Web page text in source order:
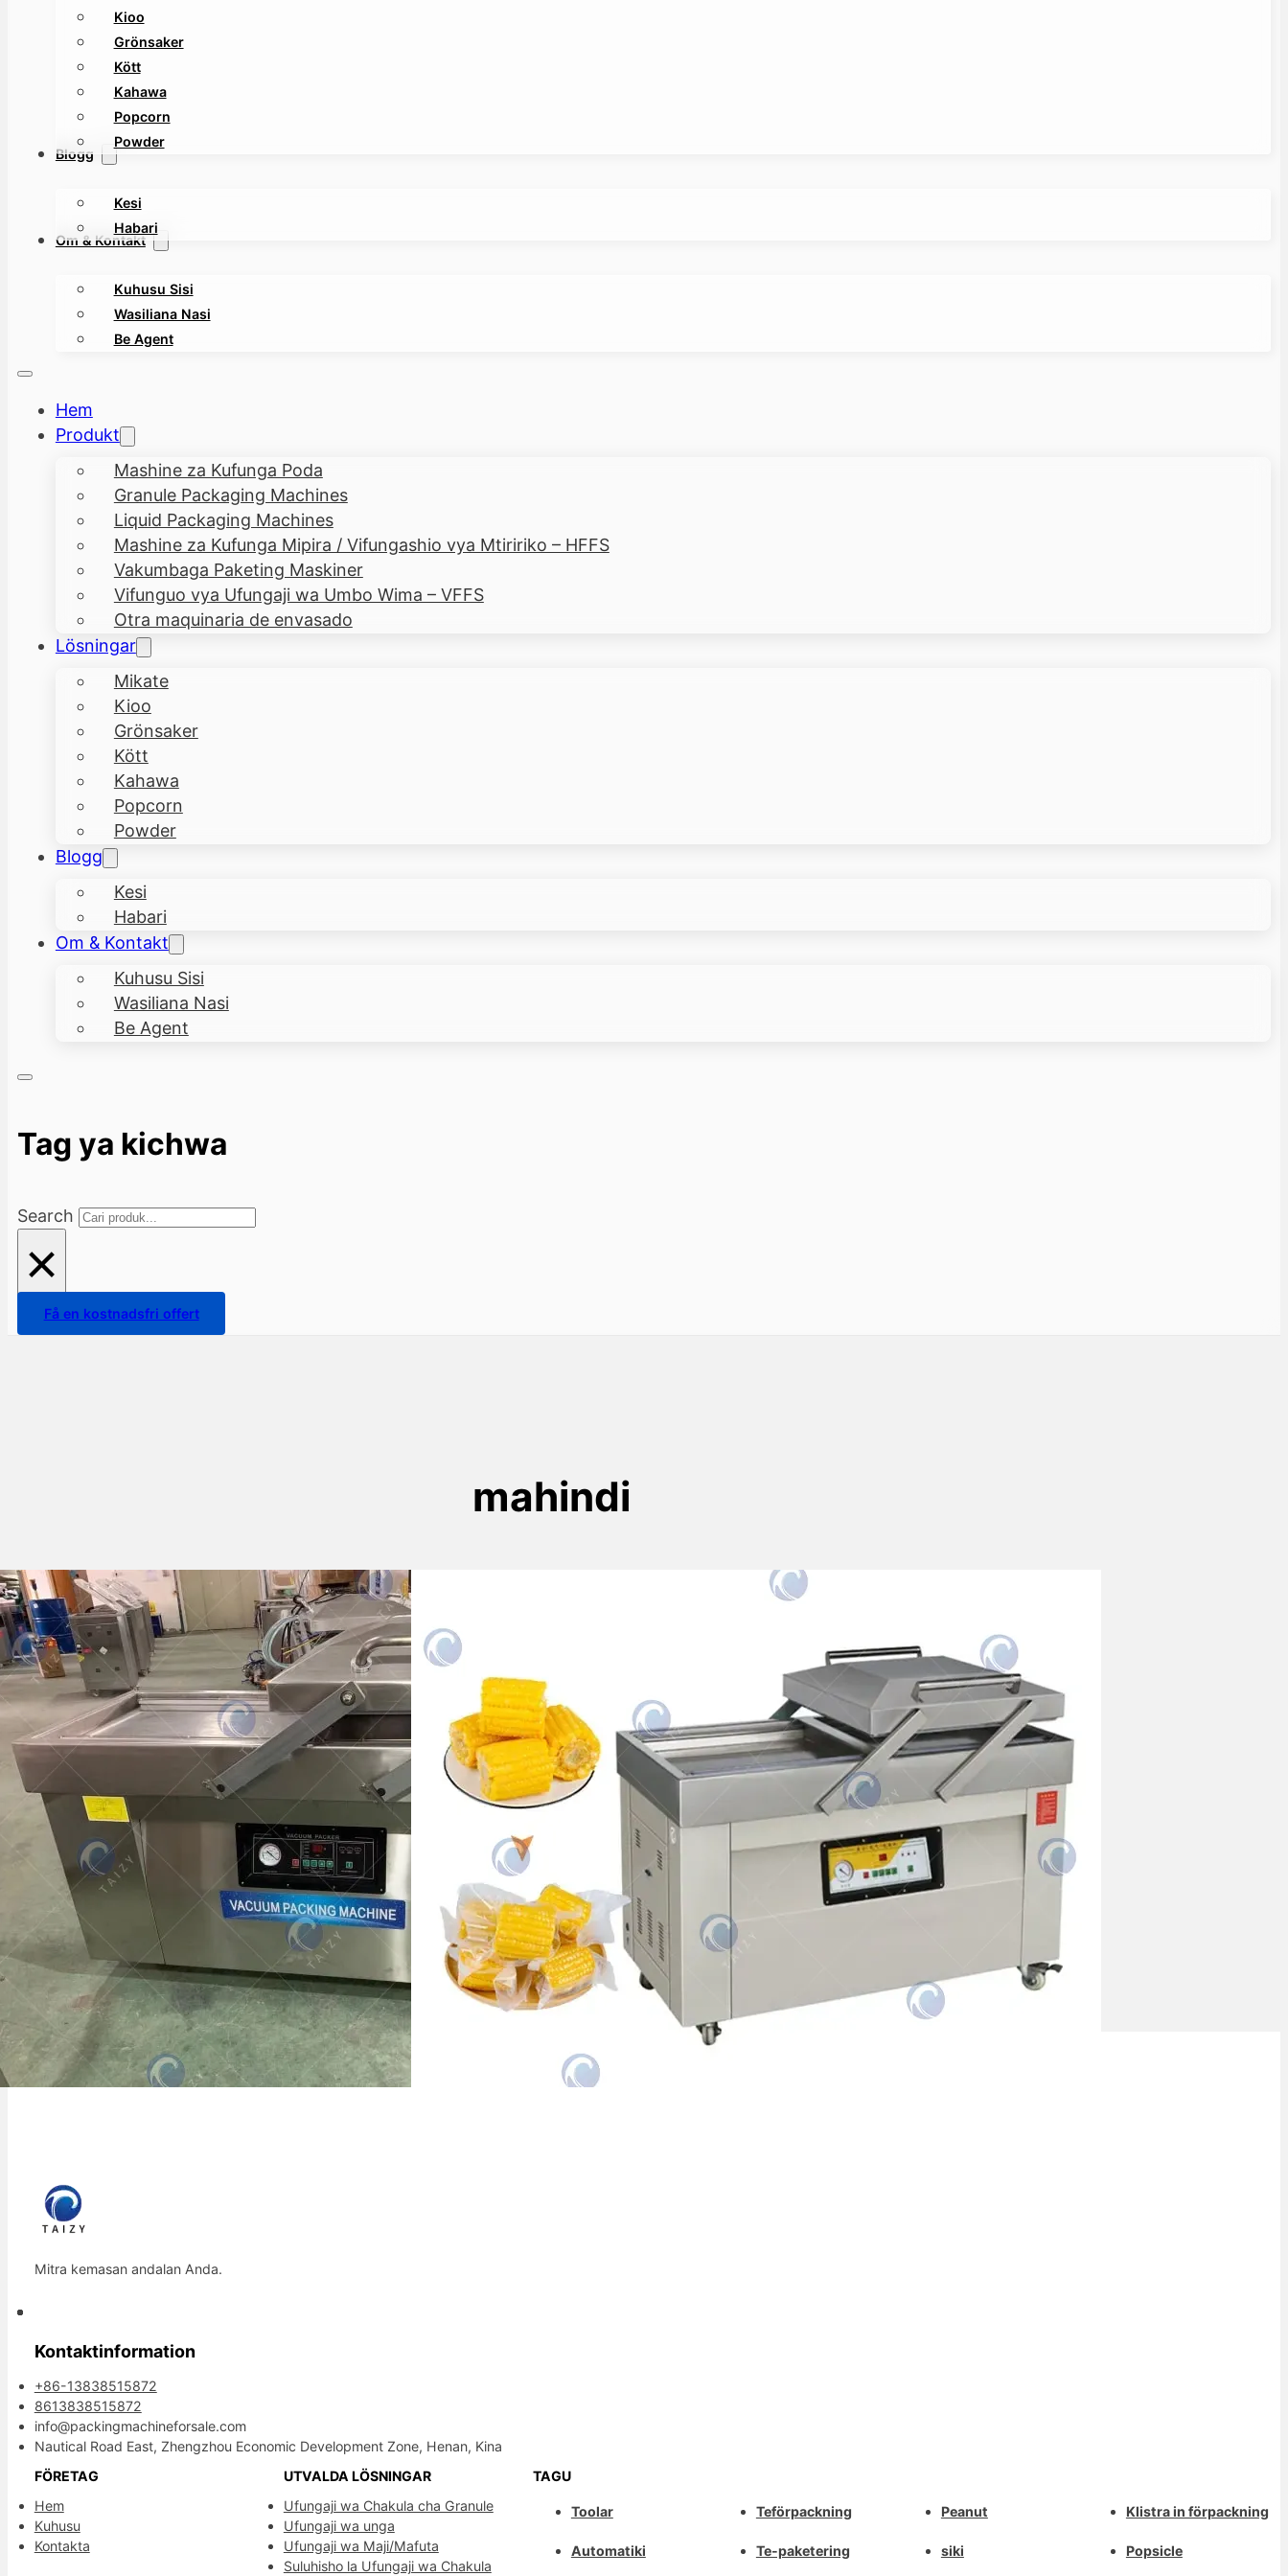
Kioo
Grönsaker
Kött
Kahawa
Popcorn
Powder
Blogg
Kesi
Habari
Om & Kontakt
Kuhusu Sisi
Wasiliana Nasi
Be Agent
Hem
Produkt
Mashine za Kufunga Poda
Granule Packaging Machines
Liquid Packaging Machines
Mashine za Kufunga Mipira / Vifungashio vya Mtiririko – HFFS
Vakumbaga Paketing Maskiner
Vifunguo vya Ufungaji wa Umbo Wima – VFFS
Otra maquinaria de envasado
Lösningar
Mikate
Kioo
Grönsaker
Kött
Kahawa
Popcorn
Powder
Blogg
Kesi
Habari
Om & Kontakt
Kuhusu Sisi
Wasiliana Nasi
Be Agent
Tag ya kichwa
Search
×
Få en kostnadsfri offert
mahindi
Mashine ya ufungaji wa hewa
kwa mahindi mapya kwa
kuongeza muda wa kuhifadhi
na mauzo bora
Mahindi ya soko jipya yanahitaji hali
madhubuti za uhifadhi wakati wa
mchakato wa usambazaji na uuzaji.
Mahindi ya…
mapya
Mashine ya kufunga mahindi mapya ya
Taizy ni kifaa cha kufunga kwa shinikizo
la hewa chenye ufanisi mkubwa
kinachofaa kwa…
Mitra kemasan andalan Anda.
Kontaktinformation
+86-13838515872
8613838515872
info@packingmachineforsale.com
Nautical Road East, Zhengzhou Economic Development Zone, Henan, Kina
FÖRETAG
Hem
Kuhusu
Kontakta
UTVALDA LÖSNINGAR
Ufungaji wa Chakula cha Granule
Ufungaji wa unga
Ufungaji wa Maji/Mafuta
Suluhisho la Ufungaji wa Chakula
TAGU
Toolar
Automatiki
Teförpackning
Te-paketering
Peanut
siki
Klistra in förpackning
Popsicle